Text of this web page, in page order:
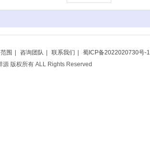
围 咨询团队 联系我们
蜀ICP备2022020730号-1
版权所有 ALL Rights Reserved